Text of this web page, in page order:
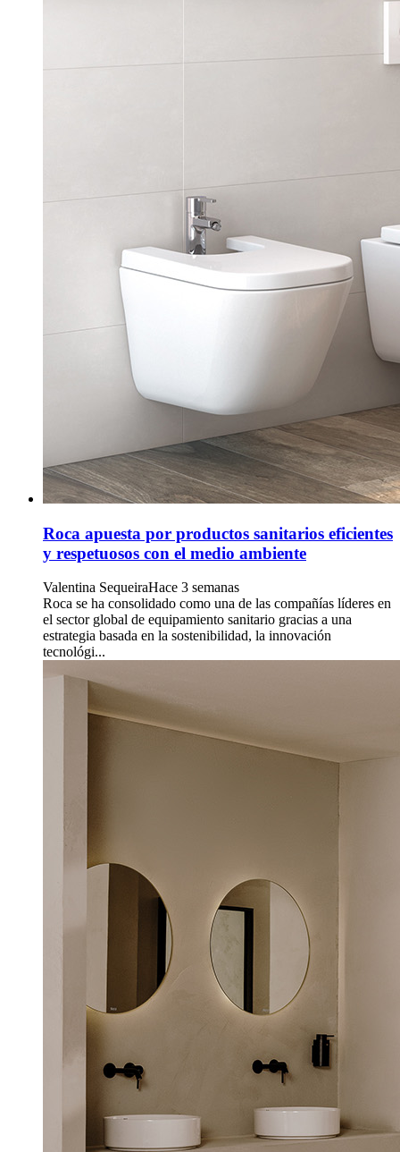
Roca apuesta por productos sanitarios eficientes
y respetuosos con el medio ambiente
Valentina SequeiraHace 3 semanas
Roca se ha consolidado como una de las compañías líderes en
el sector global de equipamiento sanitario gracias a una
estrategia basada en la sostenibilidad, la innovación
tecnológi...